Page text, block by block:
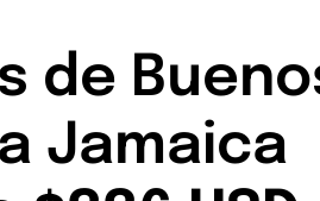
de
Jamaica